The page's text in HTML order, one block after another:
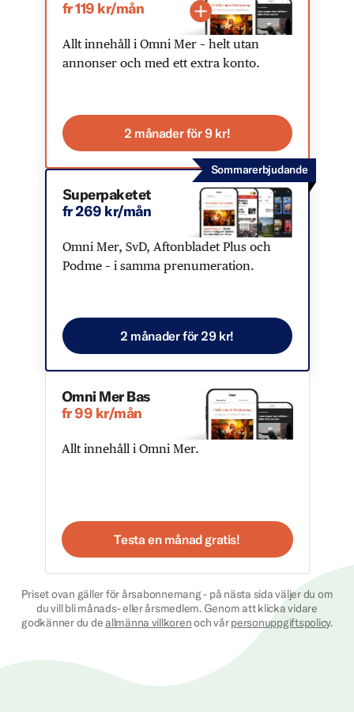
fr 119 kr/mån
Allt innehåll i Omni Mer – helt utan
annonser och med ett extra konto.
2 månader för 9 kr!
Sommarerbjudande
Superpaketet
fr 269 kr/mån
Omni Mer, SvD, Aftonbladet Plus och
Podme – i samma prenumeration.
2 månader för 29 kr!
Omni Mer Bas
fr 99 kr/mån
Allt innehåll i Omni Mer.
Testa en månad gratis!
Priset ovan gäller för årsabonnemang - på nästa sida väljer du om
du vill bli månads- eller årsmedlem. Genom att klicka vidare
godkänner du deallmänna villkorenoch vårpersonuppgiftspolicy.